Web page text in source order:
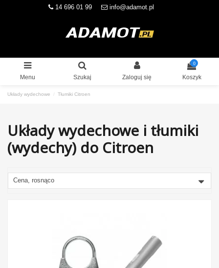
14 696 01 99 info@adamot.pl
Menu Szukaj Zaloguj się
0
Koszyk
Układy wydechowe Tłumiki Citroen
Układy wydechowe i tłumiki
(wydechy) do Citroen
Cena, rosnąco